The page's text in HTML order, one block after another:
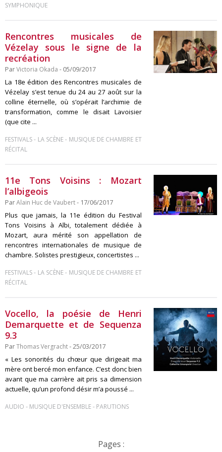
SYMPHONIQUE
Rencontres musicales de
Vézelay sous le signe de la
recréation
ParVictoria Okada - 05/09/2017
La 18e édition des Rencontres musicales de
Vézelay s’est tenue du 24 au 27 août sur la
colline éternelle, où s’opérait l’archimie de
transformation, comme le disait Lavoisier
(que cite ...
FESTIVALS- LA SCÈNE- MUSIQUE DE CHAMBRE ET
RÉCITAL
11e Tons Voisins : Mozart
l’albigeois
ParAlain Huc de Vaubert- 17/06/2017
Plus que jamais, la 11e édition du Festival
Tons Voisins à Albi, totalement dédiée à
Mozart, aura mérité son appellation de
rencontres internationales de musique de
chambre. Solistes prestigieux, concertistes ...
FESTIVALS- LA SCÈNE- MUSIQUE DE CHAMBRE ET
RÉCITAL
Vocello, la poésie de Henri
Demarquette et de Sequenza
9.3
ParThomas Vergracht- 25/03/2017
« Les sonorités du chœur que dirigeait ma
mère ont bercé mon enfance. C’est donc bien
avant que ma carrière ait pris sa dimension
actuelle, qu’un profond désir m’a poussé ...
AUDIO - MUSIQUE D'ENSEMBLE- PARUTIONS
Pages :